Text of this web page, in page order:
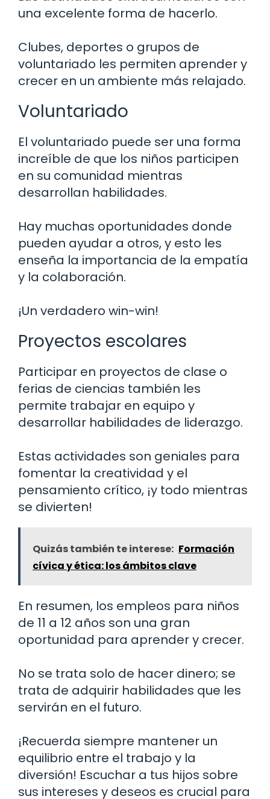
una excelente forma de hacerlo.
Clubes, deportes o grupos de
voluntariado les permiten aprender y
crecer en un ambiente más relajado.
Voluntariado
El voluntariado puede ser una forma
increíble de que los niños participen
en su comunidad mientras
desarrollan habilidades.
Hay muchas oportunidades donde
pueden ayudar a otros, y esto les
enseña la importancia de la empatía
y la colaboración.
¡Un verdadero win-win!
Proyectos escolares
Participar en proyectos de clase o
ferias de ciencias también les
permite trabajar en equipo y
desarrollar habilidades de liderazgo.
Estas actividades son geniales para
fomentar la creatividad y el
pensamiento crítico, ¡y todo mientras
se divierten!
Quizás también te interese: Formación
cívica y ética: los ámbitos clave
En resumen, los empleos para niños
de 11 a 12 años son una gran
oportunidad para aprender y crecer.
No se trata solo de hacer dinero; se
trata de adquirir habilidades que les
servirán en el futuro.
¡Recuerda siempre mantener un
equilibrio entre el trabajo y la
diversión! Escuchar a tus hijos sobre
sus intereses y deseos es crucial para